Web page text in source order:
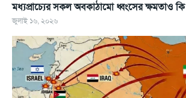
মধ্যপ্রাচ্যের সকল অবকাঠামো ধ্বংসের ক্ষমতাও
জুলাই ১৬, ২০২৬